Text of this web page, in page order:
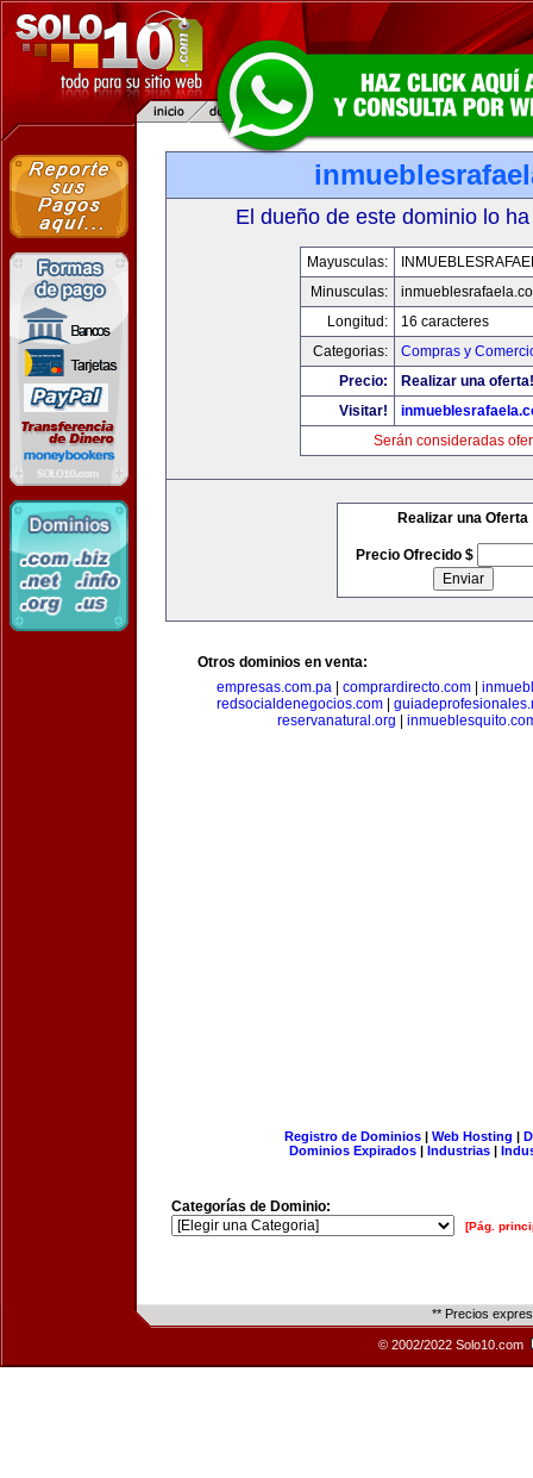
El dueño de este dominio lo
Mayusculas:
Minusculas:
Longitud:
16 caracteres
Categorias:
Compras y
Precio:
Realizar una oferta!
Visitar!
Serán consideradas
Realizar una Oferta
Precio Ofrecido $
Otros dominios en venta:
empresas.com.pa
comprardirecto.com
redsocialdenegocios.com|
reservanatural.org
Registro de Dominios| Web Hosting |
Dominios Expirados | Industrias |
Categorías de Dominio:
[Pág.
** Precios
© 2002/2022 Solo10.com